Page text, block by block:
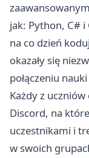
jak: Python, C#
na co dzień
okazały się
połączeniu
Każdy z
Discord, na
uczestnikami i
w swoich